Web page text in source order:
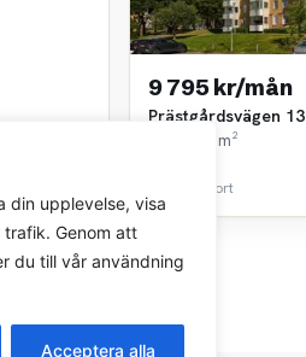
din upplevelse, visa
trafik. Genom att
du till vår användning
Acceptera alla
9 795 kr/mån
Prästgårdsvägen 13
2 rok • 65 m²
~2,4 km bort